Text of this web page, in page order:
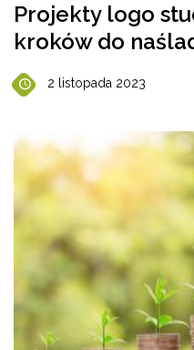
Projekty logo
kroków do
2 listopada 2023